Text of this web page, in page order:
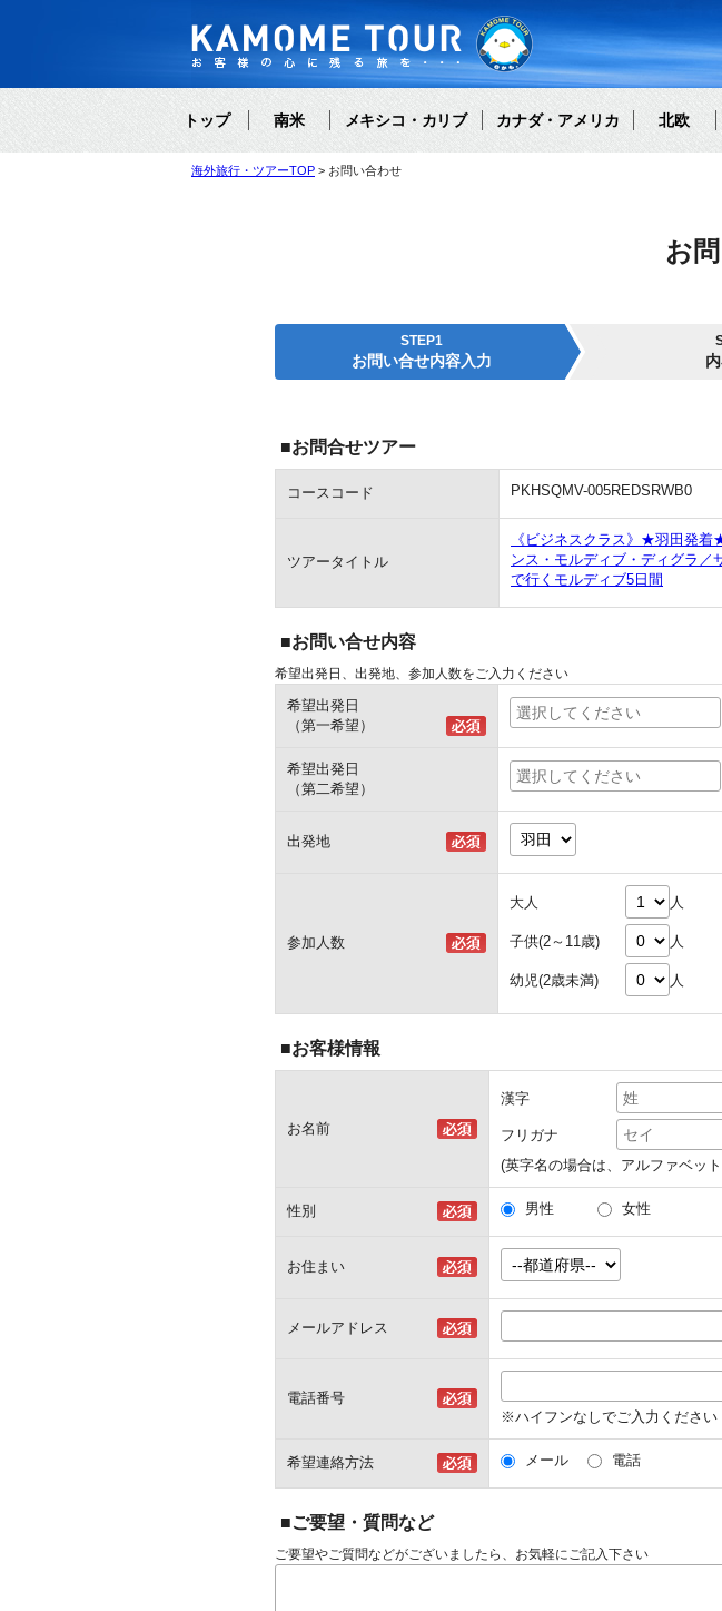
トップ 南米 メキシコ・カリブ カナダ・アメリカ 北欧
海外旅行・ツアーTOP お問い合わせ
お
STEP1
お問い合せ内容入力
■お問合せツアー
コースコード PKHSQMV-005REDSRWB0
ツアータイトル
《ビジネスクラス》★羽田発
ンス・モルディブ・ディグラ／
で行くモルディブ5日間
■お問い合せ内容
希望出発日、出発地、参加人数をご入力ください
希望出発日
（第一希望）
希望出発日
（第二希望）
出発地
参加人数
大人 人
子供(2～11歳) 人
幼児(2歳未満) 人
■お客様情報
お名前
漢字
フリガナ
(英字名の場合は、アルファベッ
性別 男性 女性
お住まい
メールアドレス
電話番号
※ハイフンなしでご入力ください
希望連絡方法 メール 電話
■ご要望・質問など
ご要望やご質問などがございましたら、お気軽にご記入下さい